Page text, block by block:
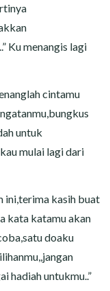
Ku menangis lagi
cintamu
untuk
mulai lagi dari
ini,terima kasih buat
kata katamu akan
doaku
hadiah untukmu..”